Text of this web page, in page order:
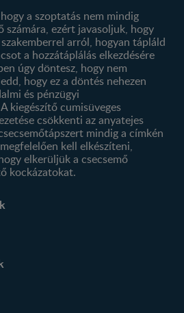
a szoptatás nem mindig
számára, ezért javasoljuk, hogy
arról, hogyan tápláld
a hozzátáplálás elkezdésére
úgy döntesz, hogy nem
hogy ez a döntés nehezen
és pénzügyi
kiegészítő cumisüveges
csökkenti az anyatejes
mindig a címkén
kell elkészíteni,
elkerüljük a csecsemő
kockázatokat.